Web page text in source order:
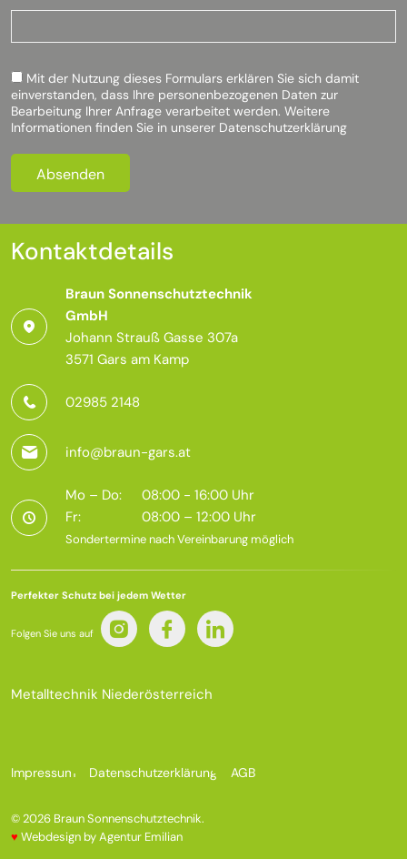
Kontaktdetails
Braun Sonnenschutztechnik
GmbH
Johann Strauß Gasse 307a
3571 Gars am Kamp
02985 2148
info@braun-gars.at
Mo – Do:
08:00 - 16:00 Uhr
Fr:
08:00 – 12:00 Uhr
Sondertermine nach Vereinbarung möglich
Perfekter Schutz bei jedem Wetter
Folgen Sie uns auf
Metalltechnik Niederösterreich
Impressum Datenschutz­erklärung AGB
© 2026 Braun Sonnenschutztechnik.
♥️ Webdesign byAgentur Emilian
Mit der Nutzung dieses Formulars erklären Sie sich damit
einverstanden, dass Ihre personenbezogenen Daten zur
Bearbeitung Ihrer Anfrage verarbeitet werden. Weitere
Informationen finden Sie in unserer Datenschutzerklärung